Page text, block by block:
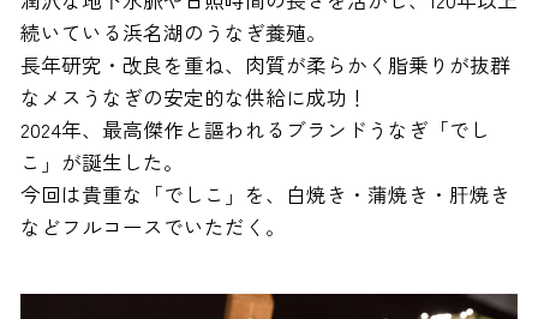
続いている浜名湖のうなぎ養殖。
長年研究・改良を重ね、肉質が柔らかく脂乗りが抜群
なメスうなぎの安定的な供給に成功！
2024年、最高傑作と謳われるブランドうなぎ「でし
こ」が誕生した。
今回は貴重な「でしこ」を、白焼き・蒲焼き・肝焼き
などフルコースでいただく。